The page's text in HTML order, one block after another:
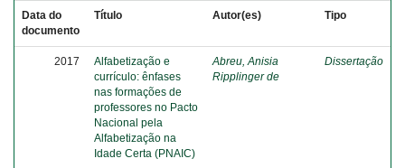
Data do
documento
Título Autor(es) Tipo
2017
Alfabetização e
currículo: ênfases
nas formações de
professores no Pacto
Nacional pela
Alfabetização na
Idade Certa (PNAIC)
Abreu, Anisia
Ripplinger de
Dissertação